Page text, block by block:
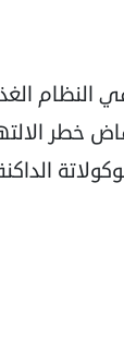
في النظام
خطر